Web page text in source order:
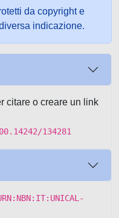
da copyright e
indicazione.
citare o creare un link
134281